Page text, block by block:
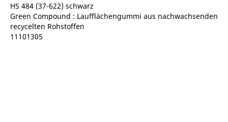
HS 484 (37-622) schwarz
Green Compound : Laufflächengummi aus nachwachsenden
recycelten Rohstoffen
11101305